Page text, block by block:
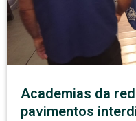
Academias da
pavimentos